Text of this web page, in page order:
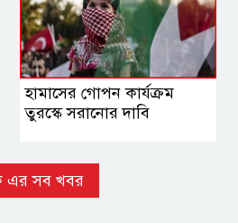
হামাসের গোপন কার্যক্রম
তুরস্কে সরানোর দাবি
এর সব খবর